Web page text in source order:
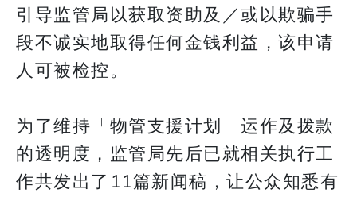
引导监管局以获取资助及／或以欺骗手
段不诚实地取得任何金钱利益，该申请
人可被检控。
为了维持「物管支援计划」运作及拨款
的透明度，监管局先后已就相关执行工
作共发出了11篇新闻稿，让公众知悉有